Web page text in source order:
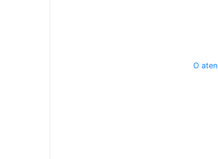
O